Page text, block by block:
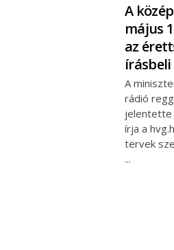
A
május
az
írásbeli
A
rádió
jelentette
írja a
tervek